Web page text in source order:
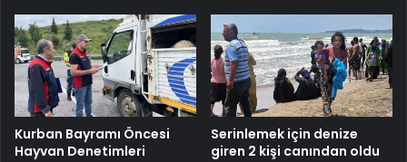
Kurban Bayramı Öncesi
Hayvan Denetimleri
Serinlemek için denize
giren 2 kişi canından oldu